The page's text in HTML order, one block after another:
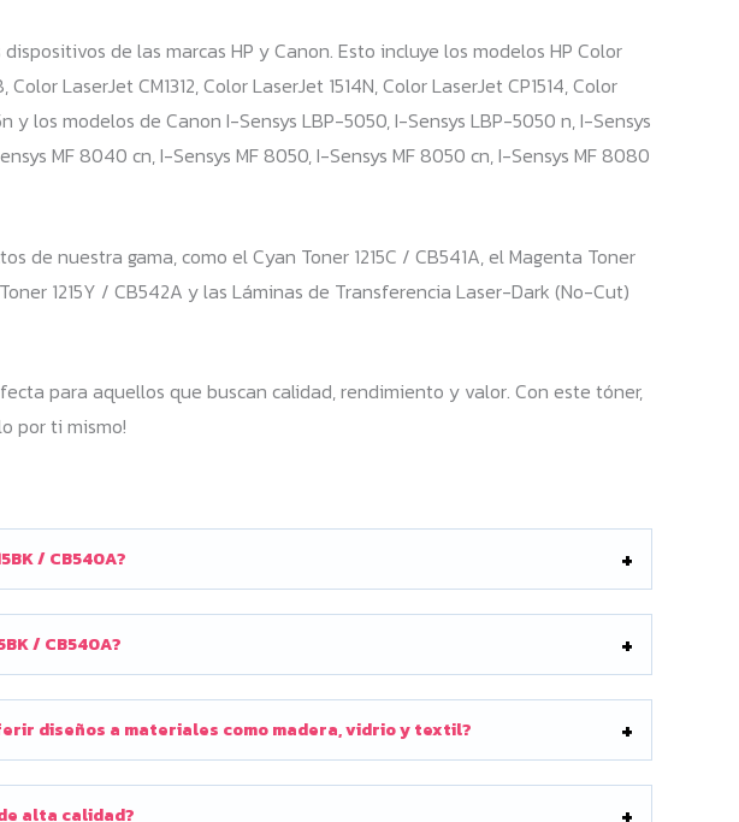
de las marcas HP y Canon. Esto incluye los modelos HP Color
Color LaserJet CM1312, Color LaserJet 1514N, Color LaserJet CP1514, Color
y los modelos de Canon I-Sensys LBP-5050, I-Sensys LBP-5050 n, I-Sensys
MF 8040 cn, I-Sensys MF 8050, I-Sensys MF 8050 cn, I-Sensys MF 8080
de nuestra gama, como el Cyan Toner 1215C / CB541A, el Magenta Toner
1215Y / CB542A y las Láminas de Transferencia Laser-Dark (No-Cut)
para aquellos que buscan calidad, rendimiento y valor. Con este tóner,
por ti mismo!
/ CB540A?
/ CB540A?
diseños a materiales como madera, vidrio y textil?
alta calidad?